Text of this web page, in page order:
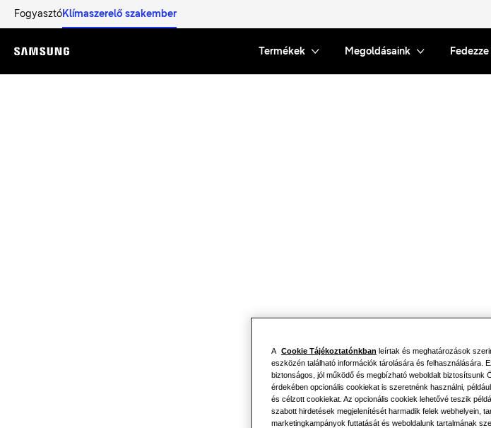
FogyasztóKlímaszerelő szakember
Menu
Termékek Megoldásaink
Lenyűgöző
A Cookie Tájékoztatónkban leírtak és meghatározások
eszközén található információk tárolására és felhasználására.
biztonságos, jól működő és megbízható weboldalt biztosítsunk
érdekében opcionális cookiekat is szeretnénk használni,
és célzott cookiekat. Az opcionális cookiek lehetővé teszik
szabott hirdetések megjelenítését harmadik felek webhelyein,
marketingkampányok futtatását és weboldalunk tartalmának